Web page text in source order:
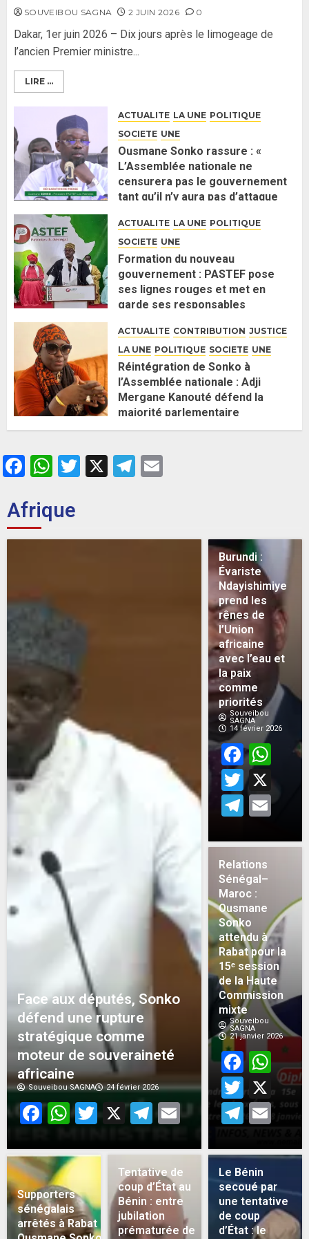
SOUVEIBOU SAGNA 2 JUIN 2026 0
Dakar, 1er juin 2026 – Dix jours après le limogeage de
l’ancien Premier ministre...
LIRE ...
ACTUALITE LA UNE POLITIQUE
SOCIETE UNE
Ousmane Sonko rassure : «
L’Assemblée nationale ne
censurera pas le gouvernement
tant qu’il n’y aura pas d’attaque
2 JUIN 2026 0
ACTUALITE LA UNE POLITIQUE
SOCIETE UNE
Formation du nouveau
gouvernement : PASTEF pose
ses lignes rouges et met en
garde ses responsables
ACTUALITE CONTRIBUTION JUSTICE
LA UNE POLITIQUE SOCIETE UNE
Réintégration de Sonko à
l’Assemblée nationale : Adji
Mergane Kanouté défend la
majorité parlementaire
26 MAI 2026 0
Facebook
WhatsApp
Twitter
X Telegram
Afrique
Face aux députés, Sonko
défend une rupture
stratégique comme
moteur de souveraineté
africaine
Souveibou SAGNA 24 février 2026
Facebook
WhatsApp
Twitter
X Telegram
Email
Burundi :
Évariste
Ndayishimiye
prend les
rênes de
l’Union
africaine
avec l’eau et
la paix
comme
priorités
Souveibou
SAGNA
14 février 2026
X
Relations
Sénégal–
Maroc :
Ousmane
Sonko
attendu à
Rabat pour la
15ᵉ session
de la Haute
Commission
mixte
Souveibou
SAGNA
21 janvier 2026
X
Supporters
sénégalais
arrêtés à Rabat :
Tentative de
coup d’État au
Bénin : entre
jubilation
prématurée de
Le Bénin
secoué par
une tentative
de coup
d’État : le